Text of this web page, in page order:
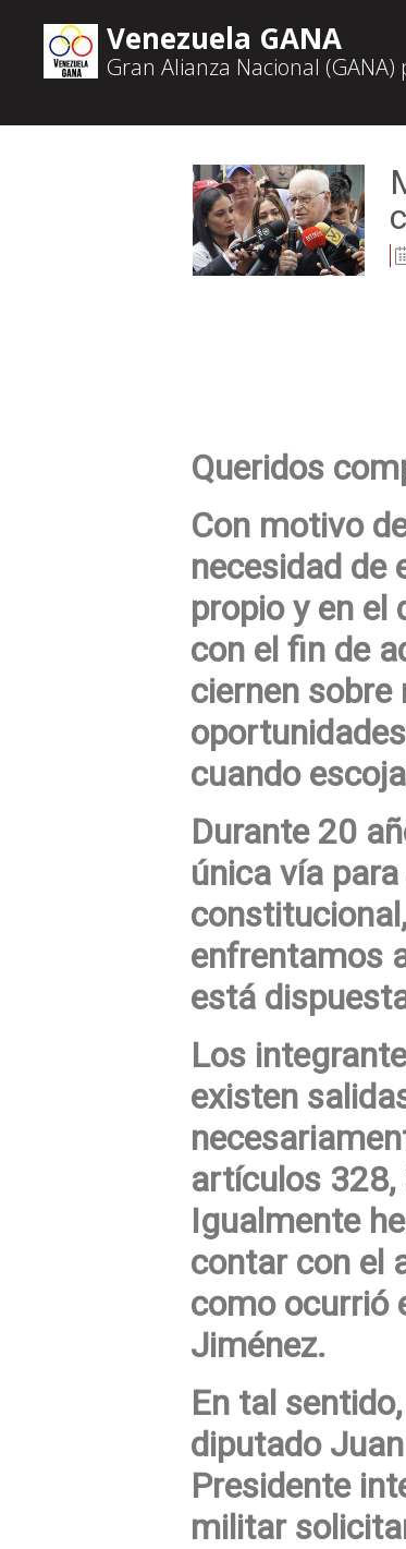
Venezuela GANA
Gran Alianza Nacional
Queridos
Con motivo
necesidad de
propio y en el
con el fin de
ciernen sobre
cuando
Durante 20
única vía
enfrentamos
está
Los
existen
artículos
Igualmente
contar con el
como ocurrió
Jiménez.
En tal
diputado
Presidente
militar